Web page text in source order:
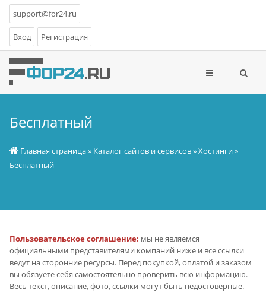
support@for24.ru
Вход Регистрация
Бесплатный
Главная страница» Каталог сайтов и сервисов»Хостинги»
Бесплатный
Пользовательское соглашение: мы не являемся
официальными представителями компаний ниже и все ссылки
ведут на сторонние ресурсы. Перед покупкой, оплатой и заказом
вы обязуете себя самостоятельно проверить всю информацию.
Весь текст, описание, фото, ссылки могут быть недостоверные.